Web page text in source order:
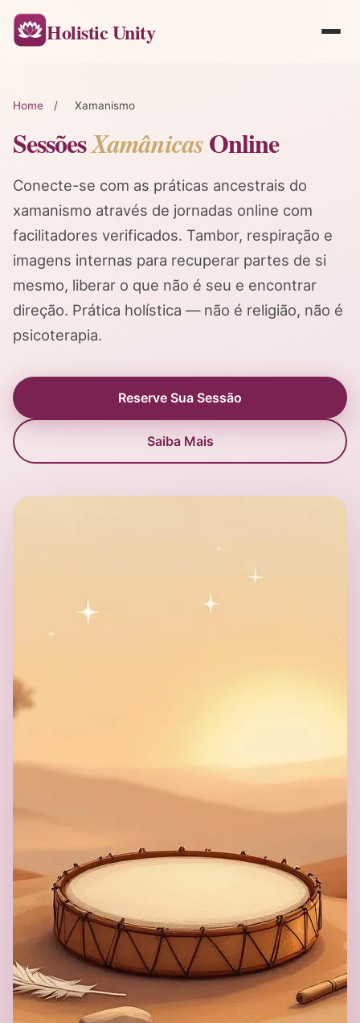
Holistic Unity
Home / Xamanismo
SessõesXamânicasOnline
Conecte-se com as práticas ancestrais do
xamanismo através de jornadas online com
facilitadores verificados. Tambor, respiração e
imagens internas para recuperar partes de si
mesmo, liberar o que não é seu e encontrar
direção. Prática holística — não é religião, não é
psicoterapia.
Reserve Sua Sessão
Saiba Mais